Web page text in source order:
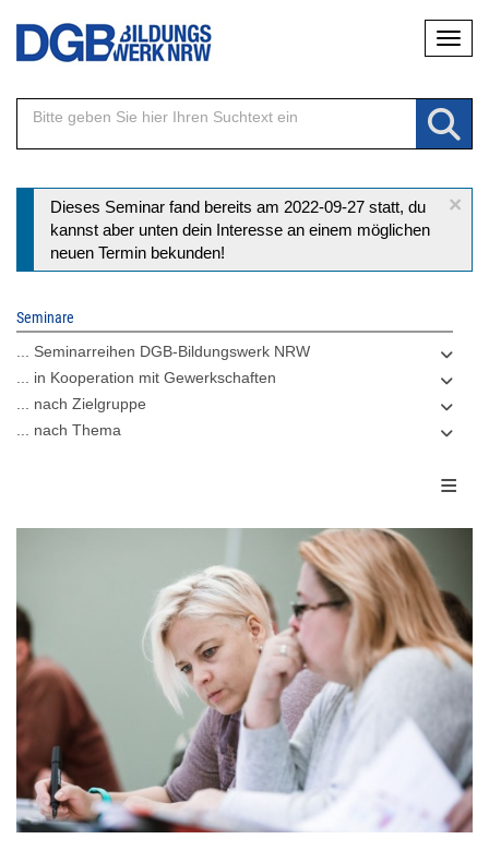
Direkt
Inhalt
×
Statusmeldung
Dieses Seminar fand bereits am 2022-09-27 statt, du
kannst aber unten dein Interesse an einem möglichen
neuen Termin bekunden!
Seminare
... Seminarreihen DGB-Bildungswerk NRW
... in Kooperation mit Gewerkschaften
... nach Zielgruppe
... nach Thema